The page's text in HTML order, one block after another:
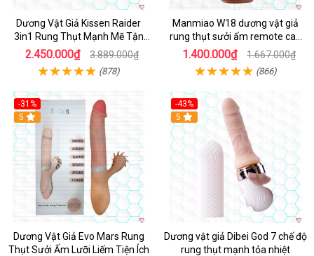
Dương Vật Giả Kissen Raider
3in1 Rung Thụt Mạnh Mẽ Tận
Hưởng
2.450.000₫ 3.889.000₫
(878)
Manmiao W18 dương vật giả
rung thụt sưởi ấm remote cao
cấp
1.400.000₫ 1.667.000₫
(866)
-31%
5
Dương Vật Giả Evo Mars Rung
Thụt Sưởi Ấm Lưỡi Liếm Tiện Ích
-43%
Hot
5
Dương vật giả Dibei God 7 chế độ
rung thụt mạnh tỏa nhiệt